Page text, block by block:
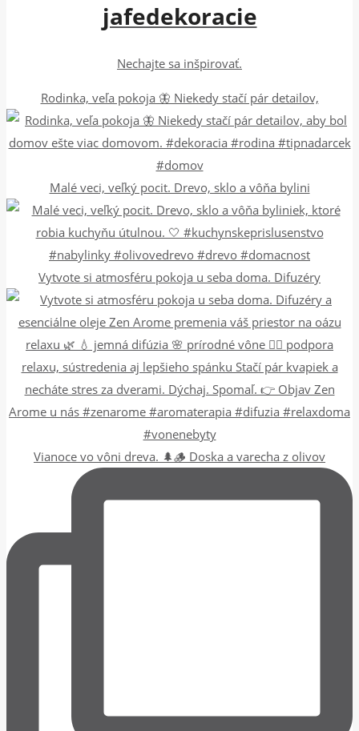
jafedekoracie
Nechajte sa inšpirovať.
Rodinka, veľa pokoja 🦋 Niekedy stačí pár detailov,
Malé veci, veľký pocit. Drevo, sklo a vôňa bylini
Vytvote si atmosféru pokoja u seba doma. Difuzéry
Vianoce vo vôni dreva. 🌲🪵 Doska a varecha z olivov